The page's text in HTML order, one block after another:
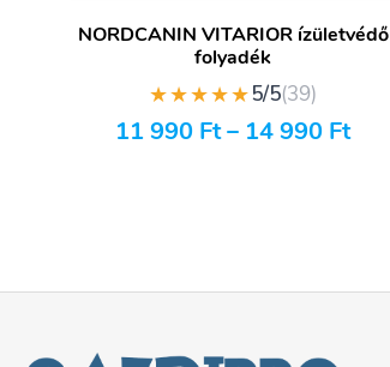
NORDCANIN VITARIOR ízületvédő
folyadék
★★★★★5/5(39)
11 990 Ft– 14 990 Ft